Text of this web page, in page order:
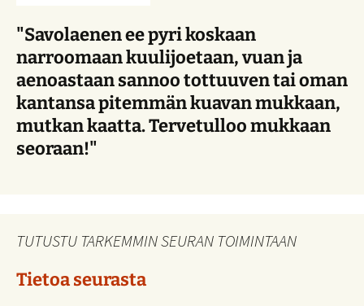
"Savolaenen ee pyri koskaan
narroomaan kuulijoetaan, vuan ja
aenoastaan sannoo tottuuven tai oman
kantansa pitemmän kuavan mukkaan,
mutkan kaatta. Tervetulloo mukkaan
seoraan!"
TUTUSTU TARKEMMIN SEURAN TOIMINTAAN
Tietoa seurasta